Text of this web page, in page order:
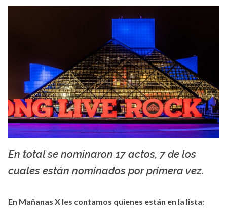
En total se nominaron 17 actos, 7 de los
cuales están nominados por primera vez.
En Mañanas X les contamos quienes están en la lista: